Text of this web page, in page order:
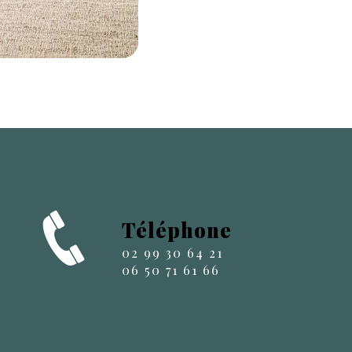
Téléphone
02 99 30 64 21
06 50 71 61 66